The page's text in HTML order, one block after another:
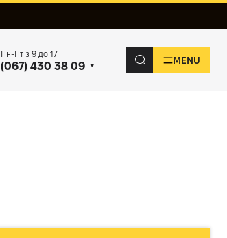
Пн-Пт з 9 до 17
(067) 430 38 09 MENU